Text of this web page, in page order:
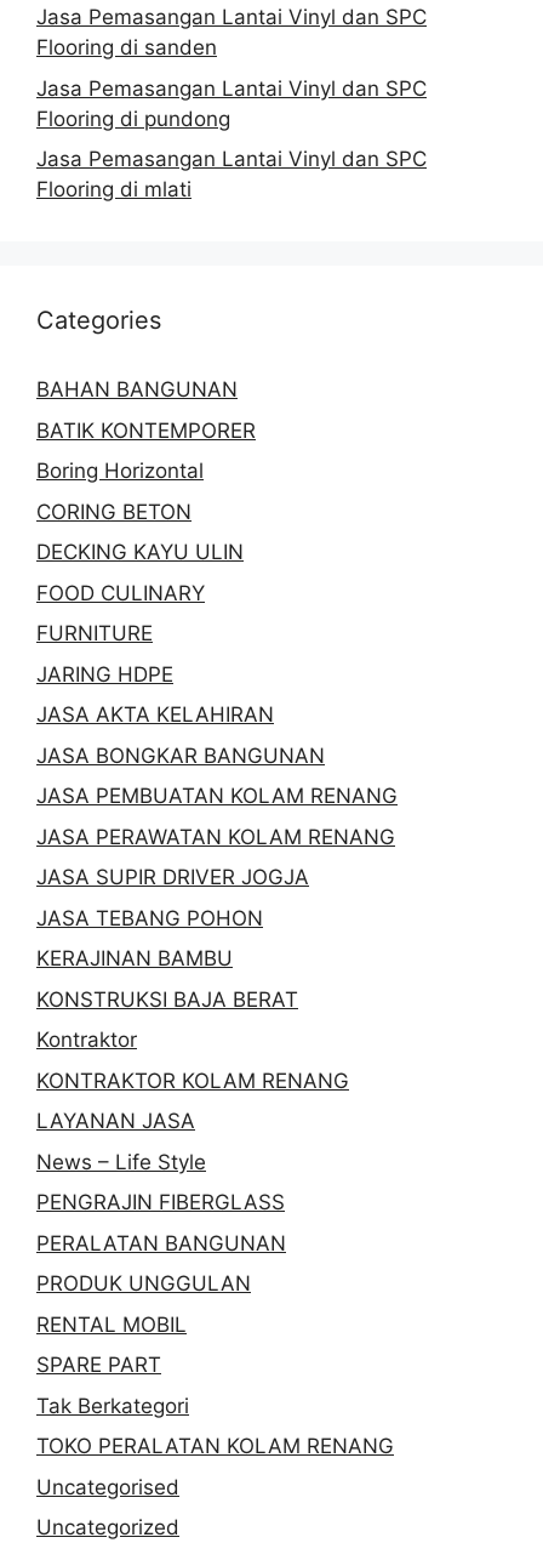
Jasa Pemasangan Lantai Vinyl dan SPC
Flooring di sanden
Jasa Pemasangan Lantai Vinyl dan SPC
Flooring di pundong
Jasa Pemasangan Lantai Vinyl dan SPC
Flooring di mlati
Categories
BAHAN BANGUNAN
BATIK KONTEMPORER
Boring Horizontal
CORING BETON
DECKING KAYU ULIN
FOOD CULINARY
FURNITURE
JARING HDPE
JASA AKTA KELAHIRAN
JASA BONGKAR BANGUNAN
JASA PEMBUATAN KOLAM RENANG
JASA PERAWATAN KOLAM RENANG
JASA SUPIR DRIVER JOGJA
JASA TEBANG POHON
KERAJINAN BAMBU
KONSTRUKSI BAJA BERAT
Kontraktor
KONTRAKTOR KOLAM RENANG
LAYANAN JASA
News – Life Style
PENGRAJIN FIBERGLASS
PERALATAN BANGUNAN
PRODUK UNGGULAN
RENTAL MOBIL
SPARE PART
Tak Berkategori
TOKO PERALATAN KOLAM RENANG
Uncategorised
Uncategorized